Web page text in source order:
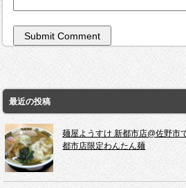
最近の投稿
麺屋ようすけ 新都市店@佐野市
都市店限定わんたん麺